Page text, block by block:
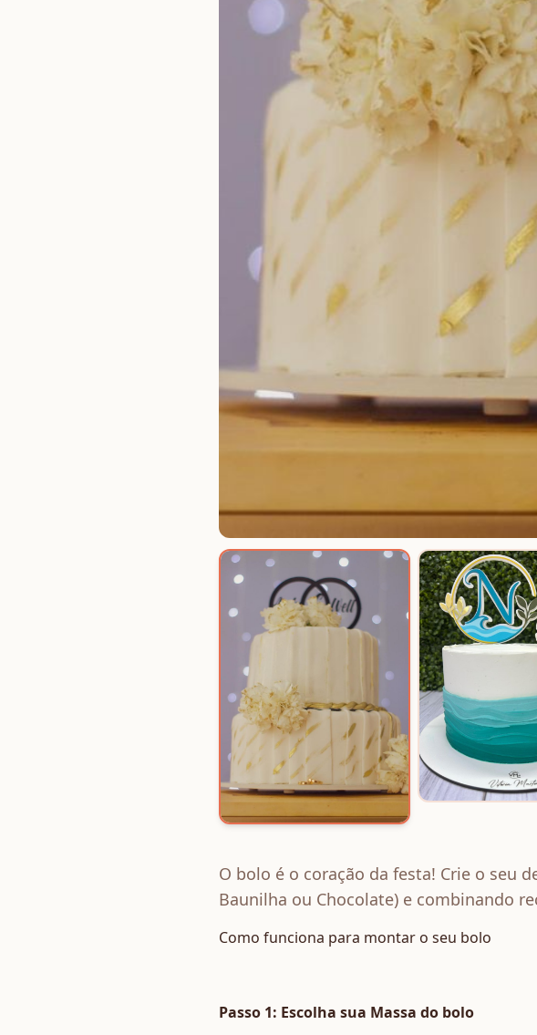
O bolo é o coração da festa! Crie o seu
Baunilha ou Chocolate) e combinando
Como funciona para montar o seu bolo
Passo 1: Escolha sua Massa do bolo